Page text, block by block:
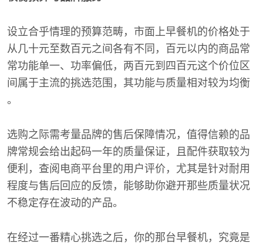
设立合乎情理的预算范畴，市面上早餐机的价格处于
从几十元至数百元之间各有不同，百元以内的商品常
常功能单一、功率偏低，两百元到四百元这个价位区
间属于主流的挑选范围，其功能与质量相对较为均衡
。
选购之际需考量品牌的售后保障情况，值得信赖的品
牌常规会给出起码一年的质量保证，且配件获取较为
便利，查阅电商平台里的用户评价，尤其是针对耐用
程度与售后回应的反馈，能够助你避开那些质量状况
不稳定存在波动的产品。
在经过一番精心挑选之后，你的那台早餐机，究竟是